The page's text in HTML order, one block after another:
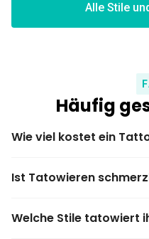
Alle Stile
Häufig
Wie viel kostet ein
Ist Tatowieren
Welche Stile tatowiert